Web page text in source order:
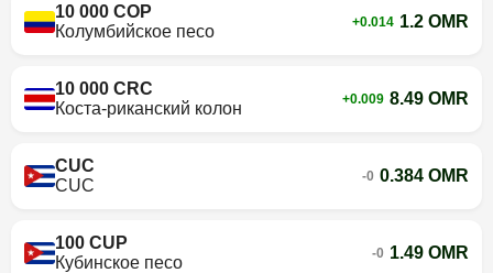
10 000 COP
Колумбийское песо
+0.014 1.2 OMR
10 000 CRC
Коста-риканский колон
+0.009 8.49 OMR
CUC
CUC
-0 0.384 OMR
100 CUP
Кубинское песо
-0 1.49 OMR